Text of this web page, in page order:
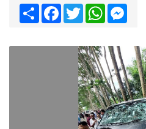
ShareFacebook
TwitterWhatsApp